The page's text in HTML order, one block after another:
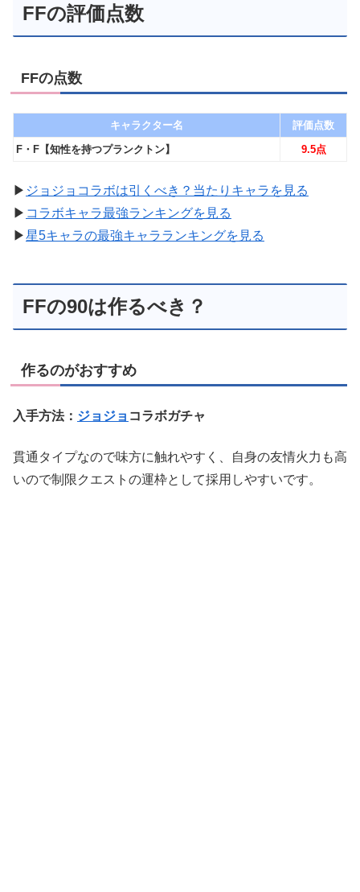
FFの評価点数
FFの点数
キャラクター名
評価点数
F・F【知性を持つプランクトン】
9.5点
▶︎ ジョジョコラボは引くべき？当たりキャラを見る
▶︎ コラボキャラ最強ランキングを見る
▶︎星5キャラの最強キャラランキングを見る
FFの90は作るべき？
作るのがおすすめ
入手方法： ジョジョ コラボガチャ
貫通タイプなので味方に触れやすく、自身の友情火力も高
いので制限クエストの運枠として採用しやすいです。